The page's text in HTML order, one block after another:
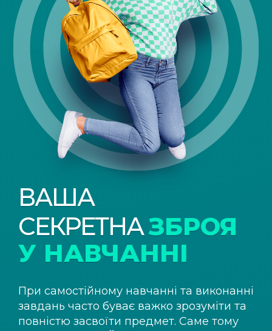
ВАША
СЕКРЕТНАЗБРОЯ
У НАВЧАННІ
При самостійному навчанні та виконанні
завдань часто буває важко зрозуміти та
повністю засвоїти предмет. Саме тому